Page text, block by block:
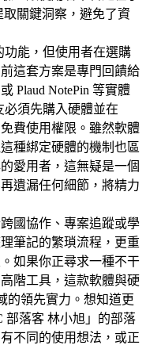
關鍵洞察，避免了資
功能，但使用者在選購
這套方案是專門回饋給
Plaud NotePin 等實體
須先購入硬體並在
費使用權限。雖然軟體
種綁定硬體的機制也區
愛用者，這無疑是一個
遺漏任何細節，將精力
國協作、專案追蹤或學
筆記的繁瑣流程，更重
如果你正尋求一種不干
階工具，這款軟體與硬
的領先實力。想知道更
部落客 林小旭」的部落
不同的使用想法，或正